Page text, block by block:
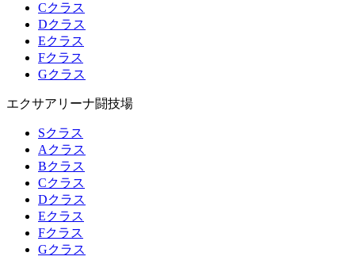
Cクラス
Dクラス
Eクラス
Fクラス
Gクラス
エクサアリーナ闘技場
Sクラス
Aクラス
Bクラス
Cクラス
Dクラス
Eクラス
Fクラス
Gクラス